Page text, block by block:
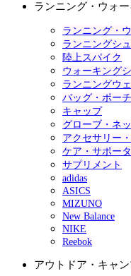
ランニング・ウォ
ランニング・
ランニングシ
陸上スパイク
ウォーキング
ランニングウ
バッグ・ポーチ
キャップ
グローブ・ネ
アクセサリー
ケア・サポー
サプリメント
adidas
ASICS
MIZUNO
New Balance
NIKE
Reebok
アウトドア・キャ